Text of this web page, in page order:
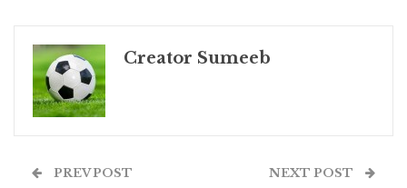
Creator Sumeeb
PREV POST NEXT POST